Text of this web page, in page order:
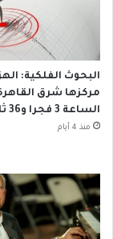
البحوث الفلكية:
مركزها شرق
الساعة 3 فجرا و36 ثانية
منذ 4 أيام